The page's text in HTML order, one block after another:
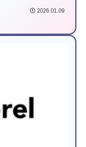
2026.01.09